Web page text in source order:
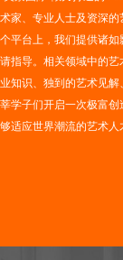
术家、专业人士及资深
个平台上，我们提供诸
请指导。相关领域中的艺
业知识、独到的艺术见
莘学子们开启一次极富
够适应世界潮流的艺术人